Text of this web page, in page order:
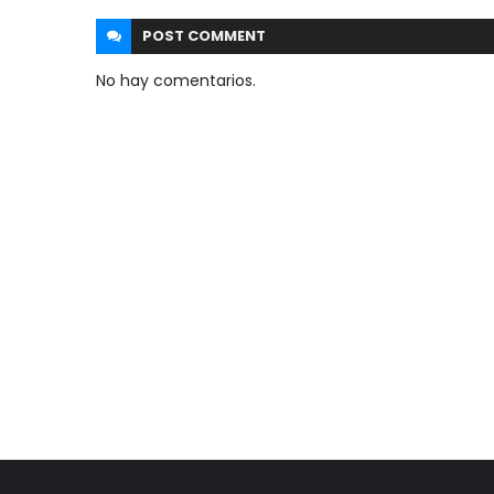
POST COMMENT
No hay comentarios.